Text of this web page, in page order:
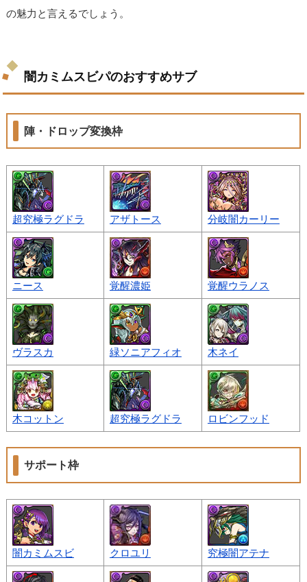
の魅力と言えるでしょう。
闇カミムスビパのおすすめサブ
陣・ドロップ変換枠
超究極ラグドラ アザトース 分岐闇カーリー
ニース 覚醒濃姫 覚醒ウラノス
ヴラスカ 緑ソニアフィオ 木ネイ
木コットン 超究極ラグドラ ロビンフッド
サポート枠
闇カミムスビ クロユリ 究極闇アテナ